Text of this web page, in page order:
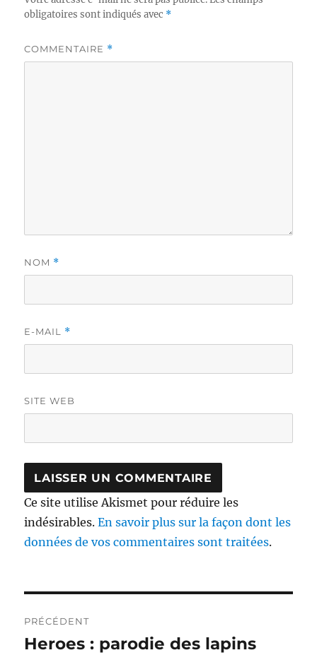
obligatoires sont indiqués avec *
COMMENTAIRE *
NOM *
E-MAIL *
SITE WEB
Ce site utilise Akismet pour réduire les
indésirables.En savoir plus sur la façon dont les
données de vos commentaires sont traitées.
de
PRÉCÉDENT
Publication
Heroes : parodie des lapins